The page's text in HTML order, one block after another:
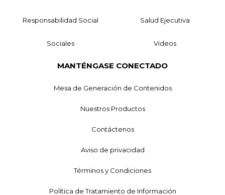
Responsabilidad Social Salud Ejecutiva
Sociales Videos
MANTÉNGASE CONECTADO
Mesa de Generación de Contenidos
Nuestros Productos
Contáctenos
Aviso de privacidad
Términos y Condiciones
Política de Tratamiento de Información